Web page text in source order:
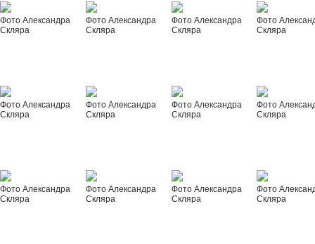
Фото Александра
Скляра
Фото Александра
Скляра
Фото Александра
Скляра
Фото
Скляра
Фото Александра
Скляра
Фото Александра
Скляра
Фото Александра
Скляра
Фото
Скляра
Фото Александра
Скляра
Фото Александра
Скляра
Фото Александра
Скляра
Фото
Скляра